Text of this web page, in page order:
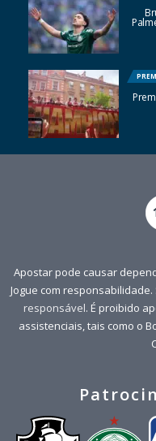
Apostar pode causar
Jogue com
responsável. É proibido
assistenciais, tais como o